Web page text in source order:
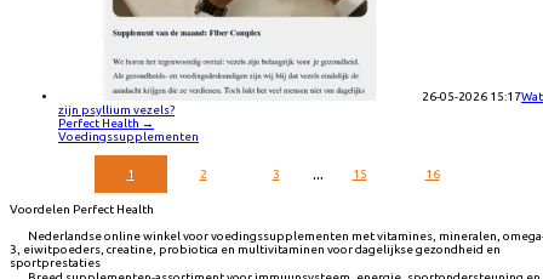
26-05-2026 15:17Wat
zijn psyllium vezels?
Perfect Health →
Voedingssupplementen
1 2 3 ... 15 16
Voordelen Perfect Health
Nederlandse online winkel voor voedingssupplementen met vitamines, mineralen,
3, eiwitpoeders, creatine, probiotica en multivitaminen voor dagelijkse gezondheid en
sportprestaties